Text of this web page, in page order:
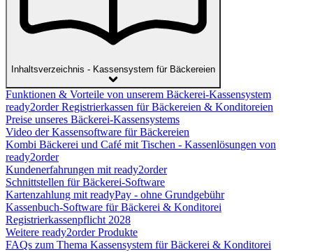
Inhaltsverzeichnis - Kassensystem für Bäckereien
Funktionen & Vorteile von unserem Bäckerei-Kassensystem
ready2order Registrierkassen für Bäckereien & Konditoreien
Preise unseres Bäckerei-Kassensystems
Video der Kassensoftware für Bäckereien
Kombi Bäckerei und Café mit Tischen - Kassenlösungen von
ready2order
Kundenerfahrungen mit ready2order
Schnittstellen für Bäckerei-Software
Kartenzahlung mit readyPay - ohne Grundgebühr
Kassenbuch-Software für Bäckerei & Konditorei
Registrierkassenpflicht 2028
Weitere ready2order Produkte
FAQs zum Thema Kassensystem für Bäckerei & Konditorei